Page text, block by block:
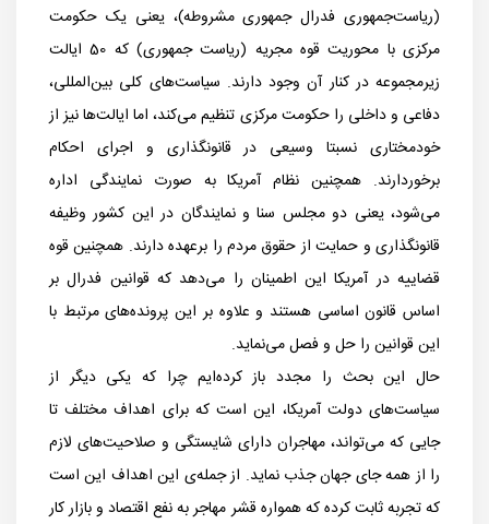
(ریاست‌جمهوری فدرال جمهوری مشروطه)، یعنی یک حکومت
مرکزی با محوریت قوه مجریه (ریاست جمهوری) که 50 ایالت
زیرمجموعه در کنار آن وجود دارند. سیاست‌های کلی بین‌المللی،
دفاعی و داخلی را حکومت مرکزی تنظیم می‌کند، اما ایالت‌ها نیز از
خودمختاری نسبتا وسیعی در قانونگذاری و اجرای احکام
برخوردارند. همچنین نظام آمریکا به صورت نمایندگی اداره
می‌شود، یعنی دو مجلس سنا و نمایندگان در این کشور وظیفه
قانونگذاری و حمایت از حقوق مردم را برعهده دارند. همچنین قوه
قضاییه در آمریکا این اطمینان را می‌دهد که قوانین فدرال بر
اساس قانون اساسی هستند و علاوه بر این پرونده‌های مرتبط با
این قوانین را حل و فصل می‌نماید.
حال این بحث را مجدد باز کرده‌ایم چرا که یکی دیگر از
سیاست‌های دولت آمریکا، این است که برای اهداف مختلف تا
جایی که می‌تواند، مهاجران دارای شایستگی و صلاحیت‌های لازم
را از همه جای جهان جذب نماید. از جمله‌ی این اهداف این است
که تجربه ثابت کرده که همواره قشر مهاجر به نفع اقتصاد و بازار کار